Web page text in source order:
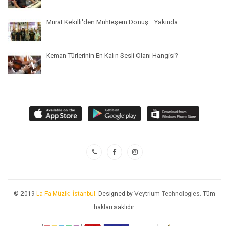
Murat Kekilli'den Muhteşem Dönüş... Yakında...
Keman Türlerinin En Kalın Sesli Olanı Hangisi?
© 2019 La Fa Müzik -İstanbul . Designed by Veytrium Technologies. Tüm
hakları saklıdır.